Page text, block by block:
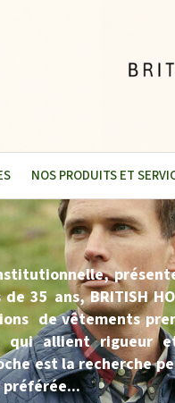
NOS PRODUITS ET
35 ans, BRITISH
de vêtements
qui allient rigueur
est la recherche